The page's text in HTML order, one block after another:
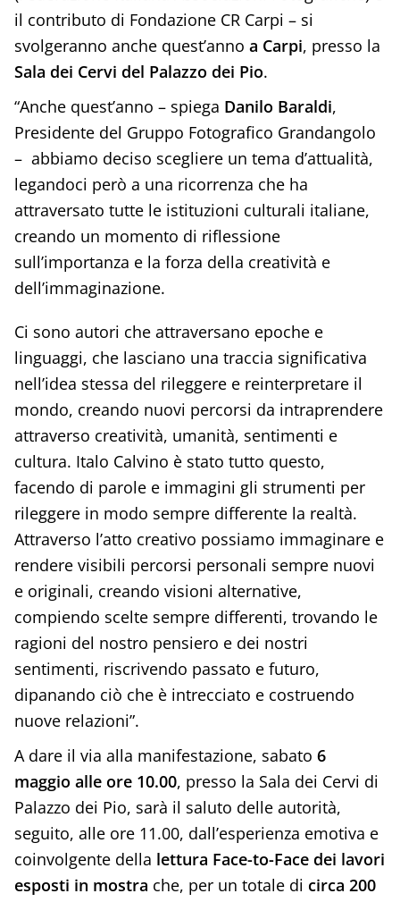
il contributo di Fondazione CR Carpi – si
svolgeranno anche quest’anno a Carpi, presso la
Sala dei Cervi del Palazzo dei Pio.
“Anche quest’anno – spiega Danilo Baraldi,
Presidente del Gruppo Fotografico Grandangolo
– abbiamo deciso scegliere un tema d’attualità,
legandoci però a una ricorrenza che ha
attraversato tutte le istituzioni culturali italiane,
creando un momento di riflessione
sull’importanza e la forza della creatività e
dell’immaginazione.
Ci sono autori che attraversano epoche e
linguaggi, che lasciano una traccia significativa
nell’idea stessa del rileggere e reinterpretare il
mondo, creando nuovi percorsi da intraprendere
attraverso creatività, umanità, sentimenti e
cultura. Italo Calvino è stato tutto questo,
facendo di parole e immagini gli strumenti per
rileggere in modo sempre differente la realtà.
Attraverso l’atto creativo possiamo immaginare e
rendere visibili percorsi personali sempre nuovi
e originali, creando visioni alternative,
compiendo scelte sempre differenti, trovando le
ragioni del nostro pensiero e dei nostri
sentimenti, riscrivendo passato e futuro,
dipanando ciò che è intrecciato e costruendo
nuove relazioni”.
A dare il via alla manifestazione, sabato 6
maggio alle ore 10.00, presso la Sala dei Cervi di
Palazzo dei Pio, sarà il saluto delle autorità,
seguito, alle ore 11.00, dall’esperienza emotiva e
coinvolgente della lettura Face-to-Face dei lavori
esposti in mostra che, per un totale di circa 200